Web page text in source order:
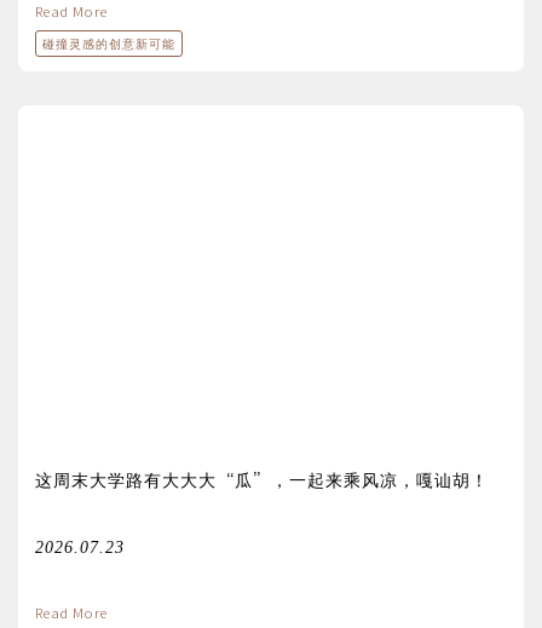
Read More
碰撞灵感的创意新可能
这周末大学路有大大大“瓜”，一起来乘风凉，嘎讪胡！
2026.07.23
Read More